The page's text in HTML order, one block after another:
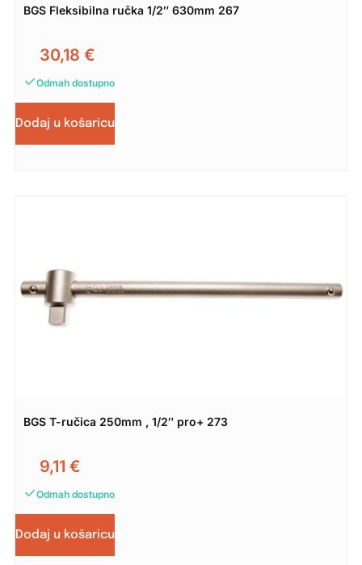
BGS Fleksibilna ručka 1/2″ 630mm 267
30,18 €
Odmah dostupno
Dodaj u košaricu
BGS T-ručica 250mm , 1/2″ pro+ 273
9,11 €
Odmah dostupno
Dodaj u košaricu